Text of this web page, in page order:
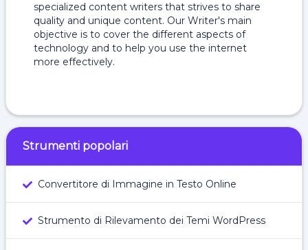
specialized content writers that strives to share
quality and unique content. Our Writer's main
objective is to cover the different aspects of
technology and to help you use the internet
more effectively.
Strumenti popolari
Convertitore di Immagine in Testo Online
Strumento di Rilevamento dei Temi WordPress